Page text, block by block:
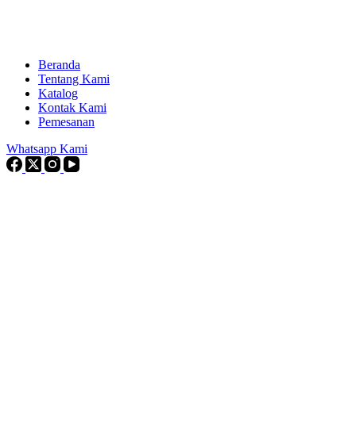
Beranda
Tentang Kami
Katalog
Kontak Kami
Pemesanan
Whatsapp Kami